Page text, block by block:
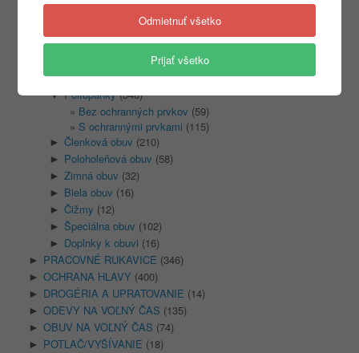
REKLAMNÝ TEXTIL(465)
PRACOVNÉ ODEVY(1333)
(1315)
► Sandale(128)
▼ Poltopánky(348)
Bez ochranných prvkov (59)
S ochrannými prvkami (115)
► Členková obuv (210)
► Poloholeňová obuv (58)
► Zimná obuv (32)
► Biela obuv (16)
► Čižmy (12)
► Špeciálna obuv (102)
► Doplnky k obuvi (16)
► PRACOVNÉ RUKAVICE (346)
► OCHRANA HLAVY (400)
► DROGÉRIA A UPRATOVANIE (14)
► ODEVY NA VOĽNÝ ČAS (135)
► OBUV NA VOĽNÝ ČAS (74)
► POTLAČ/VYŠÍVANIE (18)
Odmietnuť všetko
Prijať všetko